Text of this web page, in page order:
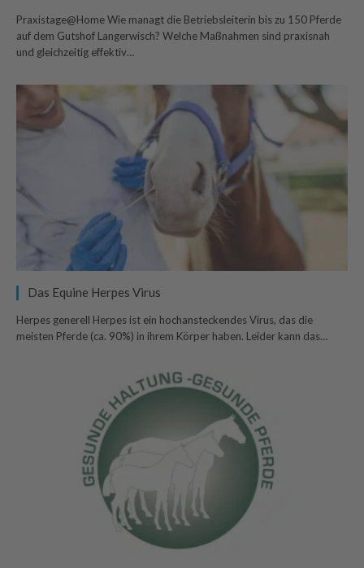
Praxistage@Home Wie managt die Betriebsleiterin bis zu 150 Pferde
auf dem Gutshof Langerwisch? Welche Maßnahmen sind praxisnah
und gleichzeitig effektiv…
Das Equine Herpes Virus
Herpes generell Herpes ist ein hochansteckendes Virus, das die
meisten Pferde (ca. 90%) in ihrem Körper haben. Leider kann das…